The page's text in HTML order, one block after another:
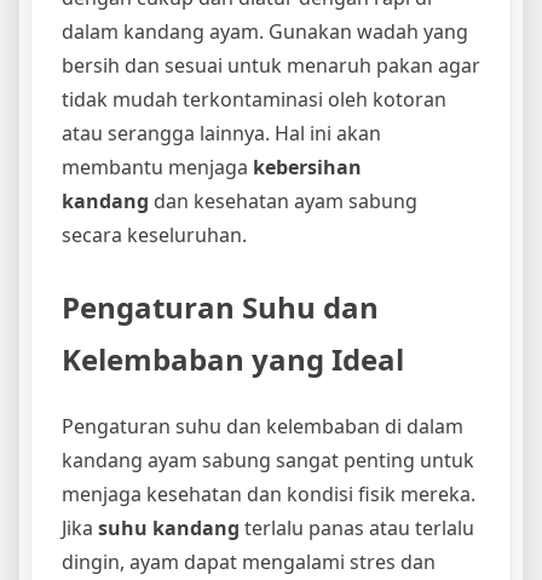
dalam kandang ayam. Gunakan wadah yang
bersih dan sesuai untuk menaruh pakan agar
tidak mudah terkontaminasi oleh kotoran
atau serangga lainnya. Hal ini akan
membantu menjaga kebersihan
kandang dan kesehatan ayam sabung
secara keseluruhan.
Pengaturan Suhu dan
Kelembaban yang Ideal
Pengaturan suhu dan kelembaban di dalam
kandang ayam sabung sangat penting untuk
menjaga kesehatan dan kondisi fisik mereka.
Jika suhu kandang terlalu panas atau terlalu
dingin, ayam dapat mengalami stres dan